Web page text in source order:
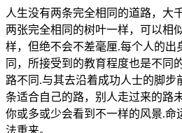
人生没有两条完全相同的道路，大
两张完全相同的树叶一样，可以相
样，但绝不会不差毫厘.每个人的出
同，所接受到的教育程度也是不同
路不同.与其去沿着成功人士的脚步
条适合自己的路，别人走过来的路
你或多或少会看到不一样的风景.命
法重来。